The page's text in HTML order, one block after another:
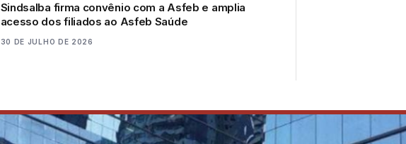
Sindsalba firma convênio com a Asfeb e amplia
acesso dos filiados ao Asfeb Saúde
30 DE JULHO DE 2026